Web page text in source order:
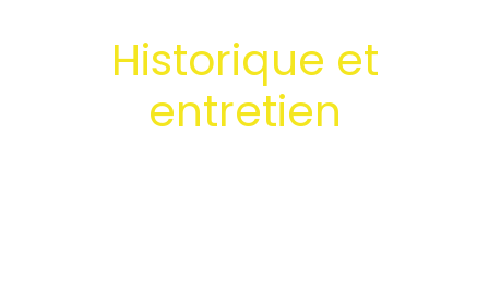
Historique et
entretien